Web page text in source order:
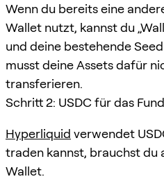
Wenn du bereits eine
Wallet nutzt, kannst du
und deine bestehende
musst deine Assets dafür
transferieren.
Schritt 2: USDC für das
Hyperliquid verwendet
traden kannst, brauchst du
Wallet.